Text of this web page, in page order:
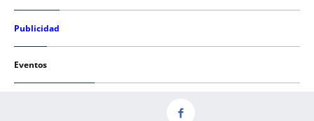
Publicidad
Eventos